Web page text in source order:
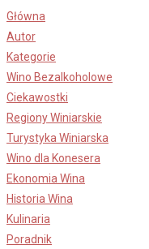
Skip
to
content
Główna
Autor
Kategorie
Wino Bezalkoholowe
Ciekawostki
Regiony Winiarskie
Turystyka Winiarska
Wino dla Konesera
Ekonomia Wina
Historia Wina
Kulinaria
Poradnik